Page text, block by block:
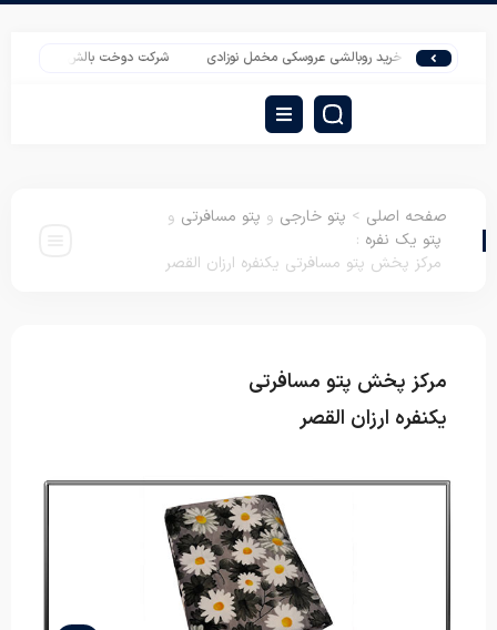
خرید روبالشی عروسکی مخمل نوزادی شرکت دوخت بالش عروسکی فانتزی با
صفحه اصلی > پتو خارجی و پتو مسافرتی و
پتو یک نفره :
مرکز پخش پتو مسافرتی یکنفره ارزان القصر
مرکز پخش پتو مسافرتی
یکنفره ارزان القصر